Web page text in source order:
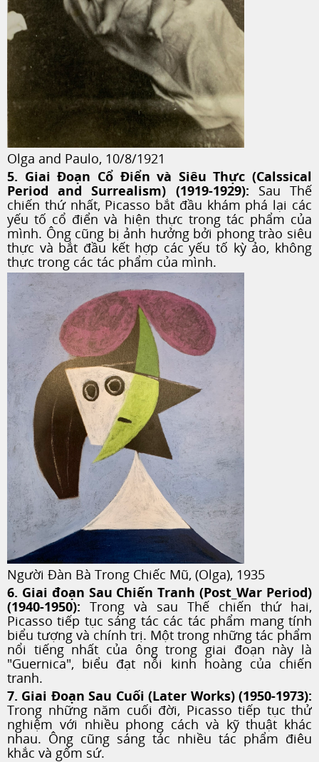
Olga and Paulo, 10/8/1921
5. Giai Đoạn Cổ Điển và Siêu Thực (Calssical
Period and Surrealism) (1919-1929): Sau Thế
chiến thứ nhất, Picasso bắt đầu khám phá lại các
yếu tố cổ điển và hiện thực trong tác phẩm của
mình. Ông cũng bị ảnh hưởng bởi phong trào siêu
thực và bắt đầu kết hợp các yếu tố kỳ ảo, không
thực trong các tác phẩm của mình.
Người Đàn Bà Trong Chiếc Mũ, (Olga), 1935
6. Giai đoạn Sau Chiến Tranh (Post_War Period)
(1940-1950): Trong và sau Thế chiến thứ hai,
Picasso tiếp tục sáng tác các tác phẩm mang tính
biểu tượng và chính trị. Một trong những tác phẩm
nổi tiếng nhất của ông trong giai đoạn này là
"Guernica", biểu đạt nỗi kinh hoàng của chiến
tranh.
7. Giai Đoạn Sau Cuối (Later Works) (1950-1973):
Trong những năm cuối đời, Picasso tiếp tục thử
nghiệm với nhiều phong cách và kỹ thuật khác
nhau. Ông cũng sáng tác nhiều tác phẩm điêu
khắc và gốm sứ.